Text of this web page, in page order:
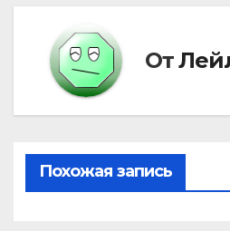
От
Похожая запись